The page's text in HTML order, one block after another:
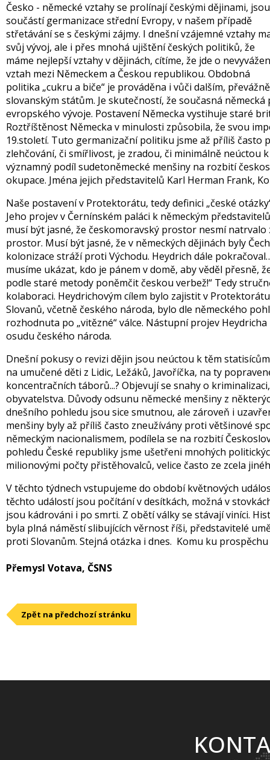
Česko - německé vztahy se prolínají českými dějinami, jsou
součástí germanizace střední Evropy, v našem případě
střetávání se s českými zájmy. I dnešní vzájemné vztahy
svůj vývoj, ale i přes mnohá ujištění českých politiků, že
máme nejlepší vztahy v dějinách, cítíme, že jde o
vztah mezi Německem a Českou republikou. Obdobná
politika „cukru a biče“ je prováděna i vůči dalším, převážně
slovanským státům. Je skutečností, že současná
evropského vývoje. Postavení Německa vystihuje staré
Roztříštěnost Německa v minulosti způsobila, že svou
19.století. Tuto germanizační politiku jsme až příliš
zlehčování, či smířlivost, je zradou, či minimálně neúctou
významný podíl sudetoněmecké menšiny na rozbití
okupace. Jména jejich představitelů Karl Herman Frank,
Naše postavení v Protektorátu, tedy definici „české
Jeho projev v Černínském paláci k německým
musí být jasné, že českomoravský prostor nesmí
prostor. Musí být jasné, že v německých dějinách byly
kolonizace stráží proti Východu. Heydrich dále
musíme ukázat, kdo je pánem v domě, aby věděl přesně,
podle staré metody poněmčit českou verbež!“ Tedy
kolaboraci. Heydrichovým cílem bylo zajistit v
Slovanů, včetně českého národa, bylo dle německého
rozhodnuta po „vitězné“ válce. Nástupní projev
osudu českého národa.
Dnešní pokusy o revizi dějin jsou neúctou k těm
na umučené děti z Lidic, Ležáků, Javoříčka, na ty
koncentračních táborů...? Objevují se snahy o
obyvatelstva. Důvody odsunu německé menšiny z
dnešního pohledu jsou sice smutnou, ale zároveň i
menšiny byly až příliš často zneužívány proti většinové
německým nacionalismem, podílela se na rozbití
pohledu České republiky jsme ušetřeni mnohých
milionovými počty přistěhovalců, velice často ze zcela
V těchto týdnech vstupujeme do období květnových
těchto událostí jsou počítání v desítkách, možná v
jsou kádrováni i po smrti. Z obětí války se stávají viníci.
byla plná náměstí slibujících věrnost říši, představitelé
proti Slovanům. Stejná otázka i dnes. Komu ku
Přemysl Votava, ČSNS
Zpět na předchozí stránku